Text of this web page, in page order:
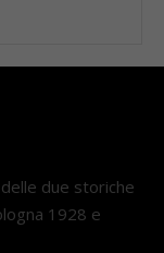
due storiche
1928 e